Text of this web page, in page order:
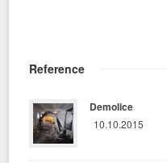
Reference
Demolice
10.10.2015